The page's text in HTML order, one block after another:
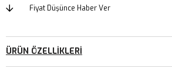
Fiyat Düşünce Haber Ver
ÜRÜN ÖZELLIKLERI